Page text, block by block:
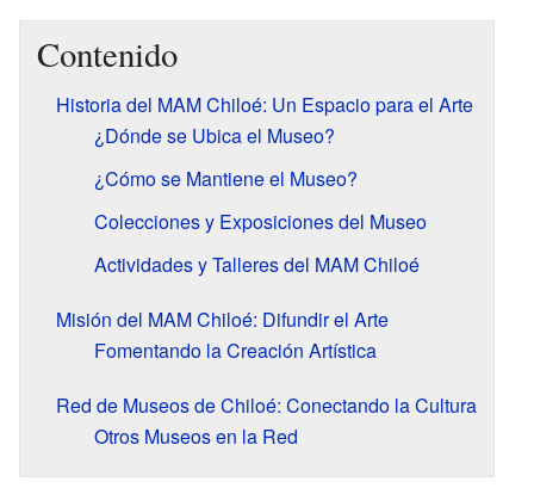
Contenido
Historia del MAM Chiloé: Un Espacio para el Arte
¿Dónde se Ubica el Museo?
¿Cómo se Mantiene el Museo?
Colecciones y Exposiciones del Museo
Actividades y Talleres del MAM Chiloé
Misión del MAM Chiloé: Difundir el Arte
Fomentando la Creación Artística
Red de Museos de Chiloé: Conectando la Cultura
Otros Museos en la Red